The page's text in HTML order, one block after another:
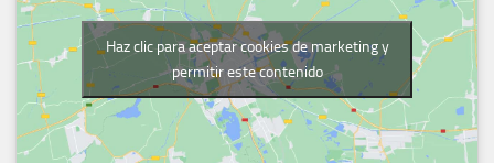
Haz clic para aceptar cookies de marketing y
permitir este contenido